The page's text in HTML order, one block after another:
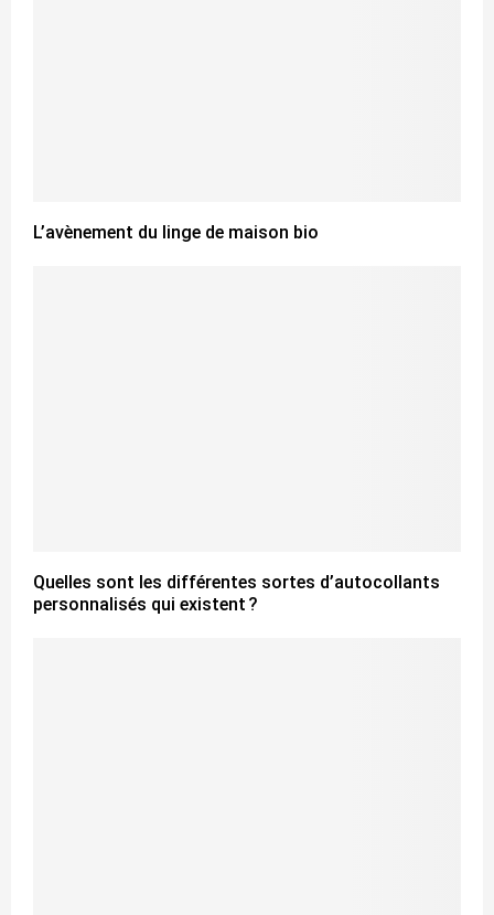
L’avènement du linge de maison bio
Quelles sont les différentes sortes d’autocollants
personnalisés qui existent ?